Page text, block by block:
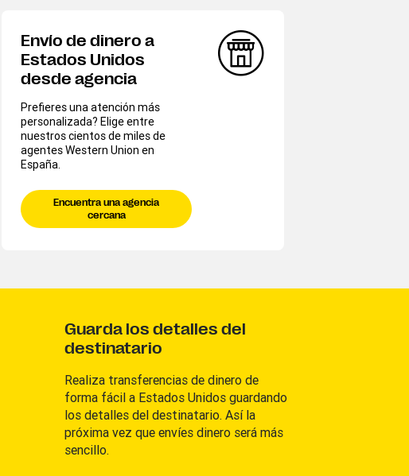
Envío de dinero a
Estados Unidos
desde agencia
Prefieres una atención más
personalizada? Elige entre
nuestros cientos de miles de
agentes Western Union en
España.
Encuentra una agencia
cercana
Guarda los detalles del
destinatario
Realiza transferencias de dinero de
forma fácil a Estados Unidos guardando
los detalles del destinatario. Así la
próxima vez que envíes dinero será más
sencillo.